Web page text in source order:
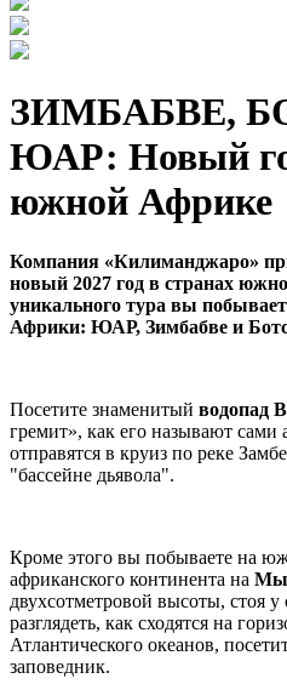
ЗИМБАБВЕ,
ЮАР: Новый
южной Африке
Компания «Килиманджаро»
новый 2027 год в странах
уникального тура вы
Африки: ЮАР, Зимбабве и
Посетите знаменитый водопад
гремит», как его называют
отправятся в круиз по реке
"бассейне дьявола".
Кроме этого вы побываете на
африканского континента на
двухсотметровой высоты, стоя
разглядеть, как сходятся на
Атлантического океанов,
заповедник.